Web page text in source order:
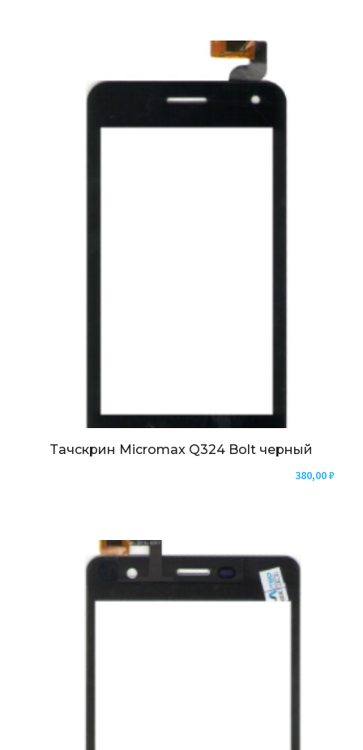
Тачскрин Micromax Q324 Bolt черный
380,00₽